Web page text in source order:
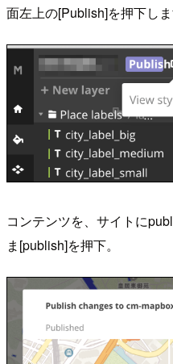
面左上の[Publish]を押下しま
コンテンツを、サイトに
ま[publish]を押下。